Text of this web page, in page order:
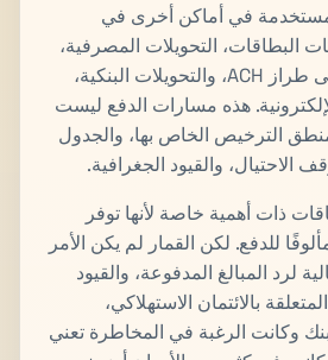
في أماكن أخرى في
البطاقات، التحويلات المصرفية،
وأنظمة الحسابات على طراز ACH، والتحويلات البنكية،
هذه مسارات الدفع ليست
الترخيص الخاص بها، والجدول
الاحتيال، والقيود الجغرافية.
ذات أهمية خاصة لأنها توفر
للدفع. لكن القمار لم يكن الأمر
لرد المبالغ المدفوعة، والقيود
بالائتمان الاستهلاكي،
وكانت الرغبة في المخاطرة تعني